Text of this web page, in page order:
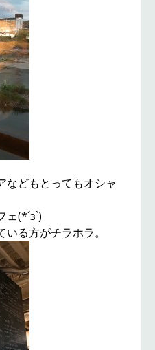
などもとってもオシャ
ェ(*´з`)
る方がチラホラ。